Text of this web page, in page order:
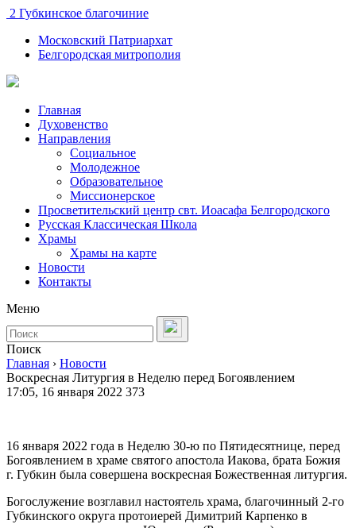
2 Губкинское благочиние
Московский Патриархат
Белгородская митрополия
Главная
Духовенство
Направления
Социальное
Молодежное
Образовательное
Миссионерское
Просветительский центр свт. Иоасафа Белгородского
Русская Классическая Школа
Храмы
Храмы на карте
Новости
Контакты
Меню
Поиск
Главная › Новости
Воскресная Литургия в Неделю перед Богоявлением
17:05, 16 января 2022 373
16 января 2022 года в Неделю 30-ю по Пятидесятнице, перед
Богоявлением в храме святого апостола Иакова, брата Божия
г. Губкин была совершена воскресная Божественная литургия.
Богослужение возглавил настоятель храма, благочинный 2-го
Губкинского округа протоиерей Димитрий Карпенко в